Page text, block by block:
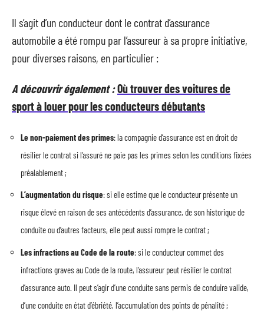
Il s’agit d’un conducteur dont le contrat d’assurance
automobile a été rompu par l’assureur à sa propre initiative,
pour diverses raisons, en particulier :
A découvrir également :Où trouver des voitures de
sport à louer pour les conducteurs débutants
Le non-paiement des primes: la compagnie d’assurance est en droit de
résilier le contrat si l’assuré ne paie pas les primes selon les conditions fixées
préalablement ;
L’augmentation du risque: si elle estime que le conducteur présente un
risque élevé en raison de ses antécédents d’assurance, de son historique de
conduite ou d’autres facteurs, elle peut aussi rompre le contrat ;
Les infractions au Code de la route: si le conducteur commet des
infractions graves au Code de la route, l’assureur peut résilier le contrat
d’assurance auto. Il peut s’agir d’une conduite sans permis de conduire valide,
d’une conduite en état d’ébriété, l’accumulation des points de pénalité ;